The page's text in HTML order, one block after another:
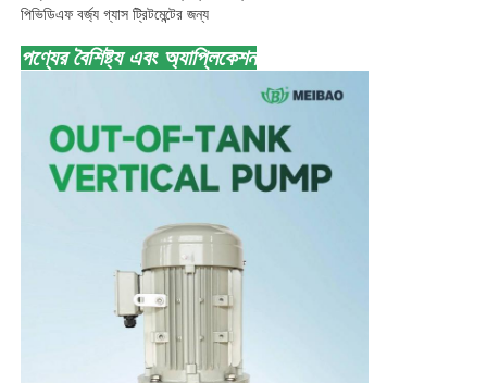
পিভিডিএফ বর্জ্য গ্যাস ট্রিটমেন্টের জন্য
পণ্যের বৈশিষ্ট্য এবং অ্যাপ্লিকেশন